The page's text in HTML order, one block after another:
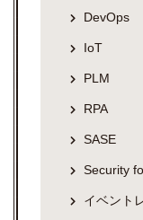
DevOps
IoT
PLM
RPA
SASE
Security
イベント